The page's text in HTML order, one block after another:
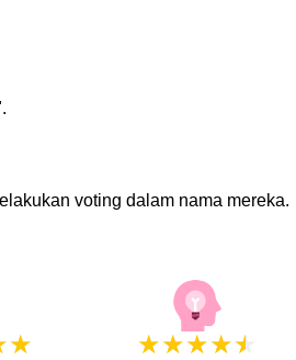
voting dalam nama mereka.
★ ★★★★★